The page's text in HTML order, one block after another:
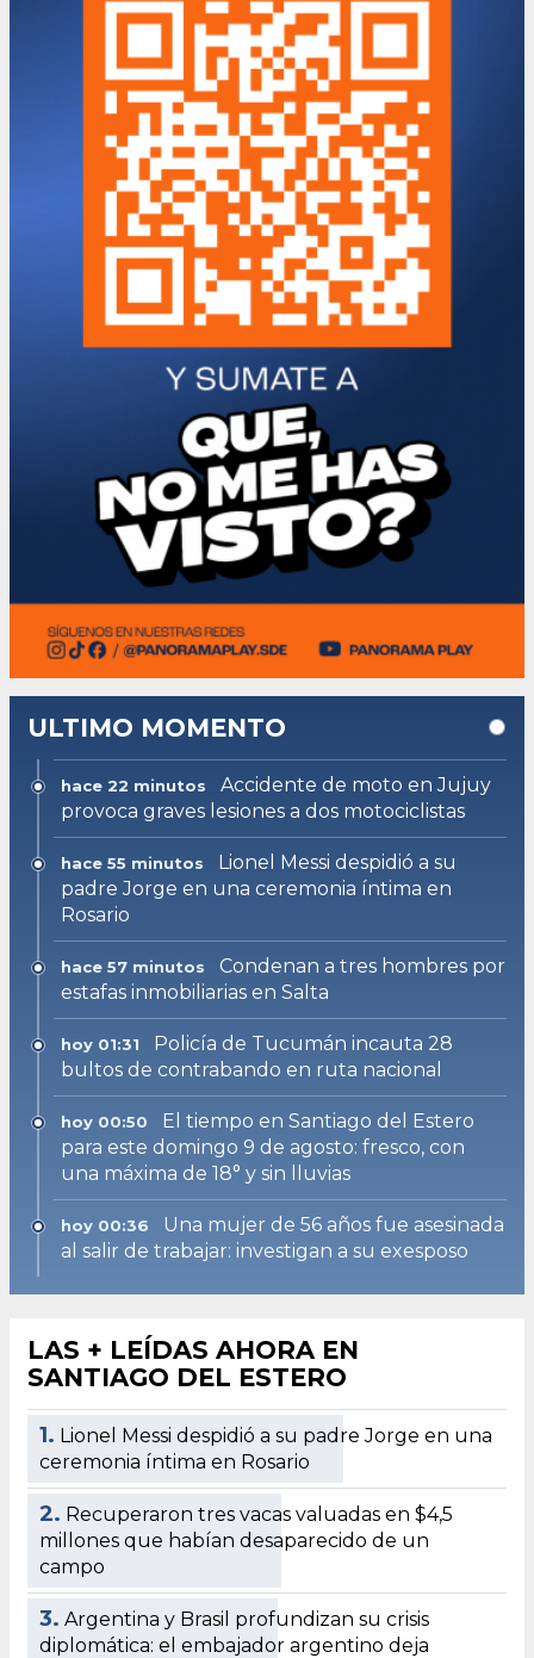
ULTIMO MOMENTO
hace 22 minutos
Accidente de moto en Jujuy
provoca graves lesiones a dos motociclistas
hace 55 minutos
Lionel Messi despidió a su
padre Jorge en una ceremonia íntima en
Rosario
hace 57 minutos
Condenan a tres hombres por
estafas inmobiliarias en Salta
hoy 01:31
Policía de Tucumán incauta 28
bultos de contrabando en ruta nacional
hoy 00:50
El tiempo en Santiago del Estero
para este domingo 9 de agosto: fresco, con
una máxima de 18° y sin lluvias
hoy 00:36
Una mujer de 56 años fue asesinada
al salir de trabajar: investigan a su exesposo
LAS + LEÍDAS AHORA EN
SANTIAGO DEL ESTERO
1. Lionel Messi despidió a su padre Jorge en una
ceremonia íntima en Rosario
2. Recuperaron tres vacas valuadas en $4,5
millones que habían desaparecido de un
campo
3. Argentina y Brasil profundizan su crisis
diplomática: el embajador argentino deja